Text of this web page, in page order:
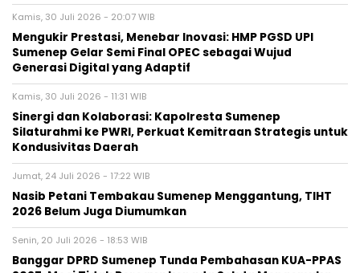
Kamis, 30 Juli 2026 - 20:07 WIB
Mengukir Prestasi, Menebar Inovasi: HMP PGSD UPI
Sumenep Gelar Semi Final OPEC sebagai Wujud
Generasi Digital yang Adaptif
Kamis, 30 Juli 2026 - 11:31 WIB
Sinergi dan Kolaborasi: Kapolresta Sumenep
Silaturahmi ke PWRI, Perkuat Kemitraan Strategis untuk
Kondusivitas Daerah
Jumat, 24 Juli 2026 - 17:22 WIB
Nasib Petani Tembakau Sumenep Menggantung, TIHT
2026 Belum Juga Diumumkan
Senin, 20 Juli 2026 - 18:53 WIB
Banggar DPRD Sumenep Tunda Pembahasan KUA-PPAS